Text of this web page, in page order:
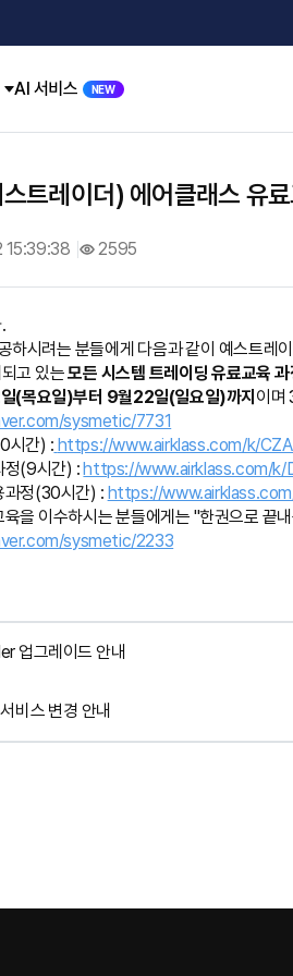
AI 서비스 NEW
트레이더) 에어클래스 유
2595
하시려는 분들에게 다음과 같이 예스트
고 있는모든 시스템 트레이딩 유료교육
(목요일)부터 9월22일(일요일)까지 이며
sysmetic/7731
시간) : https://www.airklass.com/k/
정(9시간) :https://www.airklass.com/k/
과정(30시간) : https://
을 이수하시는 분들에게는 "한권으로 끝
sysmetic/2233
업그레이드 안내
비스 변경 안내